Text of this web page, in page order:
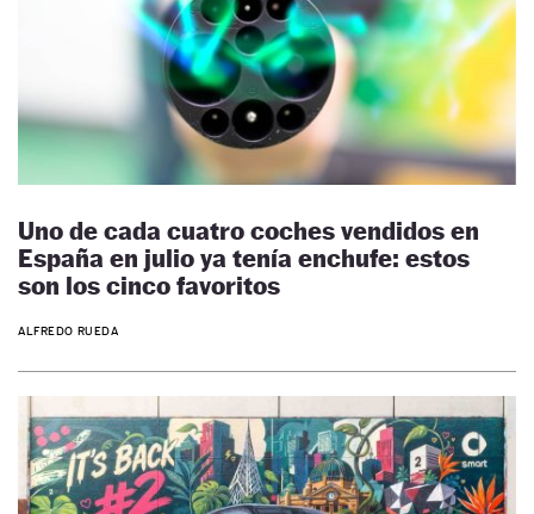
Uno de cada cuatro coches vendidos en
España en julio ya tenía enchufe: estos
son los cinco favoritos
ALFREDO RUEDA